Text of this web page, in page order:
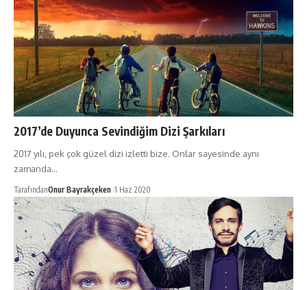
2017’de Duyunca Sevindiğim Dizi Şarkıları
2017 yılı, pek çok güzel dizi izletti bize. Onlar sayesinde aynı
zamanda…
TarafındanOnur Bayrakçeken 1 Haz 2020